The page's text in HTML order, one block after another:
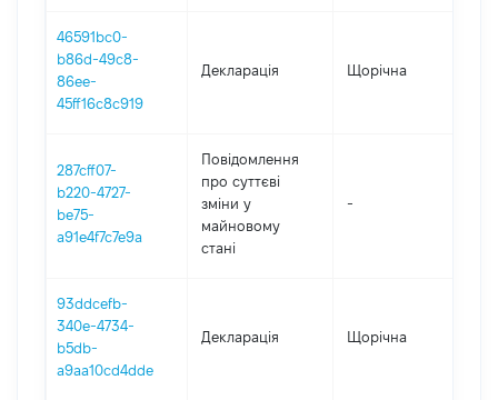
46591bc0-
b86d-49c8-
86ee-
45ff16c8c919
Декларація Щорічна
287cff07-
b220-4727-
be75-
a91e4f7c7e9a
Повідомлення
про суттєві
зміни y
майновому
стані
-
93ddcefb-
340e-4734-
b5db-
a9aa10cd4dde
Декларація Щорічна